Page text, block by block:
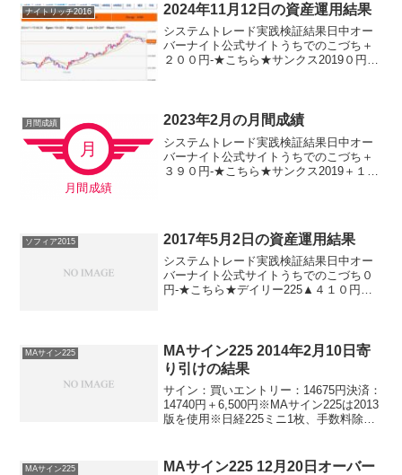
ナイトリッチ2016 2024年11月12日の資産運用結果
システムトレード実践検証結果日中オー
バーナイト公式サイトうちでのこづち＋
２００円-★こちら★サンクス2019０円-
月間成績 2023年2月の月間成績
システムトレード実践検証結果日中オー
バーナイト公式サイトうちでのこづち＋
３９０円-★こちら★サンクス2019＋１８
ソフィア2015 2017年5月2日の資産運用結果
システムトレード実践検証結果日中オー
バーナイト公式サイトうちでのこづち０
円-★こちら★デイリー225▲４１０円ソ
ッチ...
MAサイン225
MAサイン225 2014年2月10日寄
り引けの結果
サイン：買いエントリー：14675円決済：
14740円＋6,500円※MAサイン225は2013
版を使用※日経225ミニ1枚、手数料除く
ーバーナイトの決済は水曜日の朝...
MAサイン225
MAサイン225 12月20日オーバー